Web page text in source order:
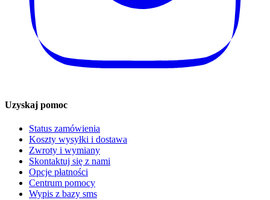
Uzyskaj pomoc
Status zamówienia
Koszty wysyłki i dostawa
Zwroty i wymiany
Skontaktuj się z nami
Opcje płatności
Centrum pomocy
Wypis z bazy sms